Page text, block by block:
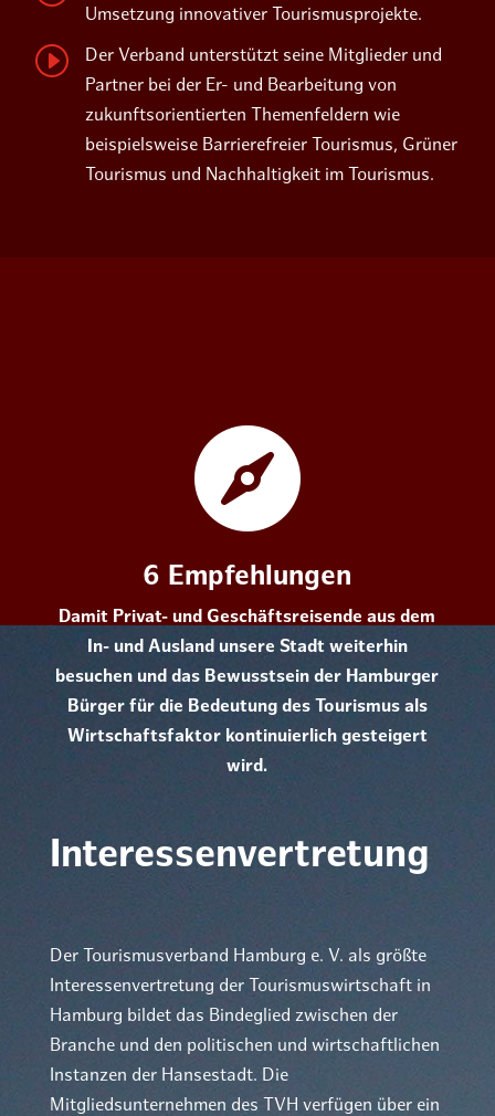
Umsetzung innovativer Tourismusprojekte.
I
Der Verband unterstützt seine Mitglieder und
Partner bei der Er- und Bearbeitung von
zukunftsorientierten Themenfeldern wie
beispielsweise Barrierefreier Tourismus, Grüner
Tourismus und Nachhaltigkeit im Tourismus.

6 Empfehlungen
Damit Privat- und Geschäftsreisende aus dem
In- und Ausland unsere Stadt weiterhin
besuchen und das Bewusstsein der Hamburger
Bürger für die Bedeutung des Tourismus als
Wirtschaftsfaktor kontinuierlich gesteigert
wird.
Interessen­vertretung
Der Tourismusverband Hamburg e. V. als größte
Interessenvertretung der Tourismuswirtschaft in
Hamburg bildet das Bindeglied zwischen der
Branche und den politischen und wirtschaftlichen
Instanzen der Hansestadt. Die
Mitgliedsunternehmen des TVH verfügen über ein